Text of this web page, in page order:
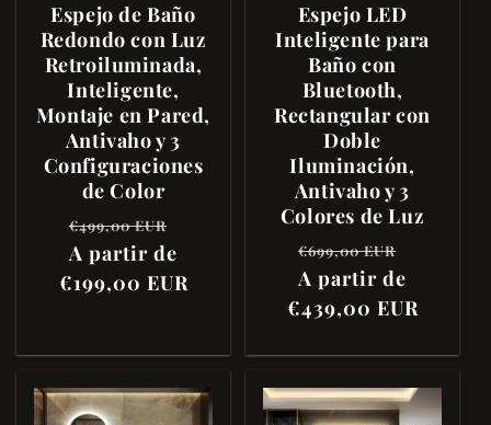
Espejo de Baño
Redondo con Luz
Retroiluminada,
Inteligente,
Montaje en Pared,
Antivaho y 3
Configuraciones
de Color
Precio
habitual
€499,00 EUR
oferta
A partir de
€199,00 EUR
Espejo LED
Inteligente para
Baño con
Bluetooth,
Rectangular con
Doble
Iluminación,
Antivaho y 3
Colores de Luz
Precio
habitual
€699,00 EUR
oferta
A partir de
€439,00 EUR